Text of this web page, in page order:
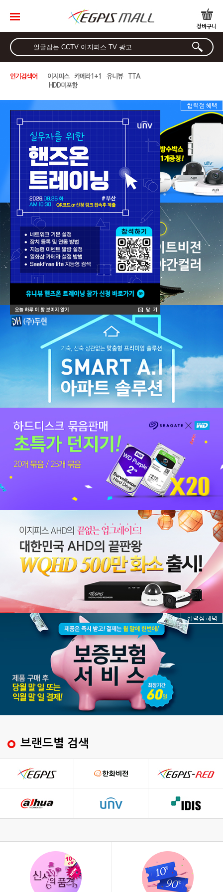
마이페
이지
찜하기
브랜드별 검색
All In One
WQHD/QHD/AHD 시리
HD-TVI/CVI 시리즈
HD-SDI/EX-SDI 시리즈
SD 시리즈
주변기기
묶음할인
신상할인
덤핑존
장바구니
인기검색어 이지피스 카메라1+1 유니뷰
TTA
HDD미포함
브랜드별 검색